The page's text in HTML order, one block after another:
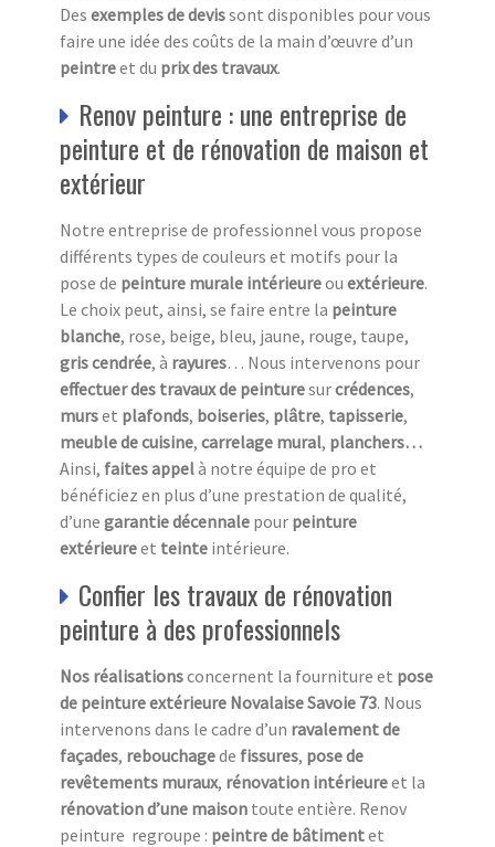
Des exemples de devissont disponibles pour vous
faire une idée des coûts de la main d’œuvre d’un
peintreet du prix des travaux.
Renov peinture : une entreprise de
peinture et de rénovation de maison et
extérieur
Notre entreprise de professionnel vous propose
différents types de couleurs et motifs pour la
pose de peinture murale intérieureou extérieure.
Le choix peut, ainsi, se faire entre la peinture
blanche, rose, beige, bleu, jaune, rouge, taupe,
gris cendrée, à rayures… Nous intervenons pour
effectuer des travaux de peinturesurcrédences,
murset plafonds, boiseries, plâtre, tapisserie,
meuble de cuisine, carrelage mural, planchers…
Ainsi, faites appelà notre équipe de pro et
bénéficiez en plus d’une prestation de qualité,
d’une garantie décennale pour peinture
extérieureet teinte intérieure.
Confier les travaux de rénovation
peinture à des professionnels
Nos réalisationsconcernent la fourniture et pose
de peintureextérieure Novalaise Savoie 73. Nous
intervenons dans le cadre d’un ravalementde
façades, rebouchagede fissures, pose de
revêtements muraux, rénovation intérieureet la
rénovation d’une maison toute entière. Renov
peinture regroupe : peintre de bâtimentet